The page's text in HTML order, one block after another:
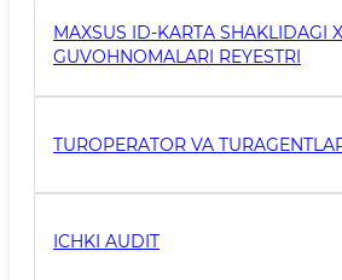
MAXSUS ID-KARTA SHAKLIDAGI
GUVOHNOMALARI REYESTRI
TUROPERATOR VA
ICHKI AUDIT